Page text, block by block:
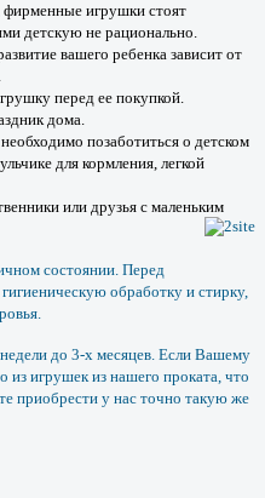
фирменные игрушки стоят
детскую не рационально.
вашего ребенка зависит от
перед ее покупкой.
дома.
позаботиться о детском
для кормления, легкой
или друзья с маленьким
состоянии. Перед
обработку и стирку,
до 3-х месяцев. Если Вашему
из игрушек из нашего проката, что
приобрести у нас точно такую же